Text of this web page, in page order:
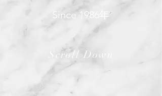
Since 1986年
Scroll Down